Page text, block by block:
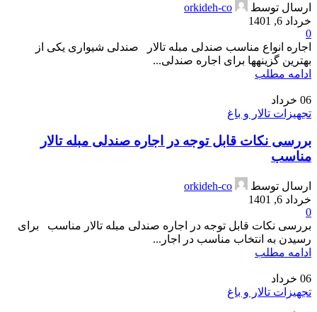
ارسال توسط
orkideh-co
خرداد 6, 1401
0
اجاره انواع مناسب صندلی مبله تالار صندلی شیواری یکی از
بهترین گزینه­ها برای اجاره صندلی...
ادامه مطلب
06 خرداد
تجهیزات تالار و باغ
بررسی نکات قابل توجه در اجاره صندلی مبله تالار
مناسب
ارسال توسط
orkideh-co
خرداد 6, 1401
0
بررسی نکات قابل توجه در اجاره صندلی مبله تالار مناسب برای
رسیدن به انتخاب مناسب در اجار...
ادامه مطلب
06 خرداد
تجهیزات تالار و باغ